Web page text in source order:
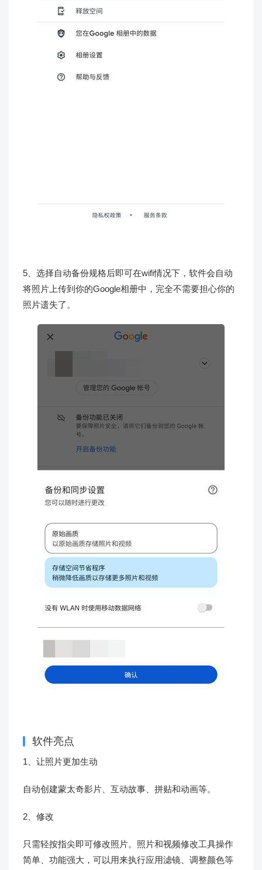
5、选择自动备份规格后即可在wifi情况下，软件会自动
将照片上传到你的Google相册中，完全不需要担心你的
照片遗失了。
软件亮点
1、让照片更加生动
自动创建蒙太奇影片、互动故事、拼贴和动画等。
2、修改
只需轻按指尖即可修改照片。照片和视频修改工具操作
简单、功能强大，可以用来执行应用滤镜、调整颜色等